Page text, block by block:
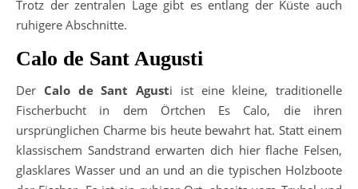
Trotz der zentralen Lage gibt es entlang der Küste auch
ruhigere Abschnitte.
Calo de Sant Augusti
Der Calo de Sant Agusti ist eine kleine, traditionelle
Fischerbucht in dem Örtchen Es Calo, die ihren
ursprünglichen Charme bis heute bewahrt hat. Statt einem
klassischem Sandstrand erwarten dich hier flache Felsen,
glasklares Wasser und an und an die typischen Holzboote